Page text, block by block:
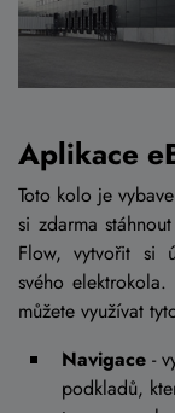
Aplikace
Toto kolo je
si zdarma
Flow, vytvořit si
svého
můžete využívat
Navigace -
podkladů,